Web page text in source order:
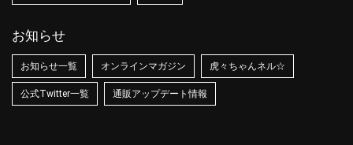
お知らせ
お知らせ一覧 オンラインマガジン 虎々ちゃんネル☆
公式Twitter一覧 通販アップデート情報